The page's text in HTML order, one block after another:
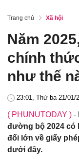
Trang chủ Xã hội
Năm
chính
như thế
23:01, Thứ ba 21/01/
( PHUNUTODAY ) -
đường bộ 2024 có
đổi lớn về giấy
dưới đây.